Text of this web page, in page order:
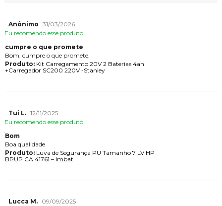
Anônimo 31/03/2026
Eu recomendo esse produto.
cumpre o que promete
Bom, cumpre o que promete.
Produto:Kit Carregamento 20V 2 Baterias 4ah
+Carregador SC200 220V -Stanley
Tui L. 12/11/2025
Eu recomendo esse produto.
Bom
Boa qualidade
Produto:Luva de Segurança PU Tamanho 7 LV HP
BPUP CA 41761 – Imbat
Lucca M.
09/09/2025